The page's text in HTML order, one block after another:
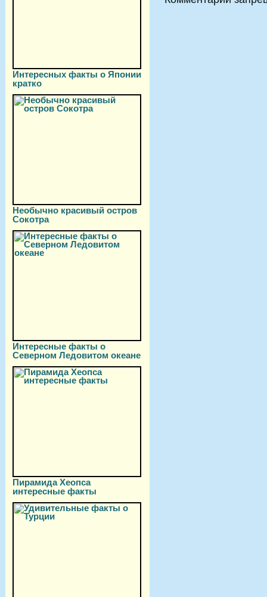
Интересных факты о Японии
кратко
Необычно красивый остров
Сокотра
Интересные факты о
Северном Ледовитом океане
Пирамида Хеопса
интересные факты